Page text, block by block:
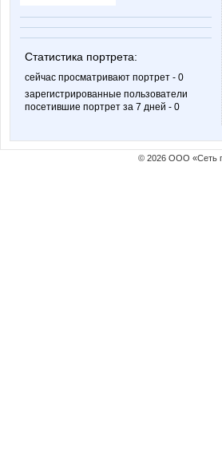
Статистика портрета:
сейчас просматривают портрет - 0
зарегистрированные пользователи
посетившие портрет за 7 дней - 0
© 2026 ООО «Сеть